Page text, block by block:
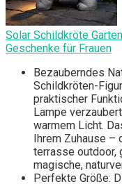
Solar Schildkröte
Geschenke für Frauen
Bezauberndes
Schildkröten-
praktischer
Lampe
warmem Licht.
Ihrem Zuhause
terrasse outdoor,
magische,
Perfekte Größe: